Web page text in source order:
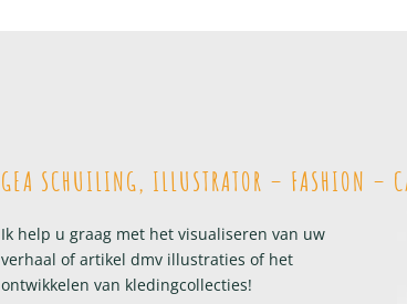
GEA SCHUILING, ILLUSTRATOR – FASHION –
Ik help u graag met het visualiseren van uw
verhaal of artikel dmv illustraties of het
ontwikkelen van kledingcollecties!